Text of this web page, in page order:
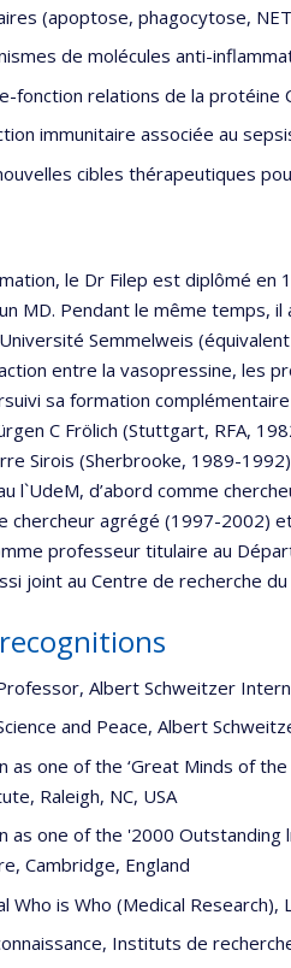
(apoptose, phagocytose,
de molécules anti-
fonction relations de la protéine
immunitaire associée au
cibles thérapeutiques
le Dr Filep est diplômé en
MD. Pendant le même temps,
Semmelweis
entre la vasopressine, les
sa formation
C Frölich (Stuttgart, RFA,
Sirois (Sherbrooke, 1989-
l`UdeM, d’abord comme
chercheur agrégé (1997-2002)
professeur titulaire au
joint au Centre de recherche du
Albert Schweitzer
and Peace, Albert
as one of the ‘Great Minds of the
Raleigh, NC, USA
as one of the '2000 Outstanding
Cambridge, England
Who is Who (Medical Research),
Instituts de